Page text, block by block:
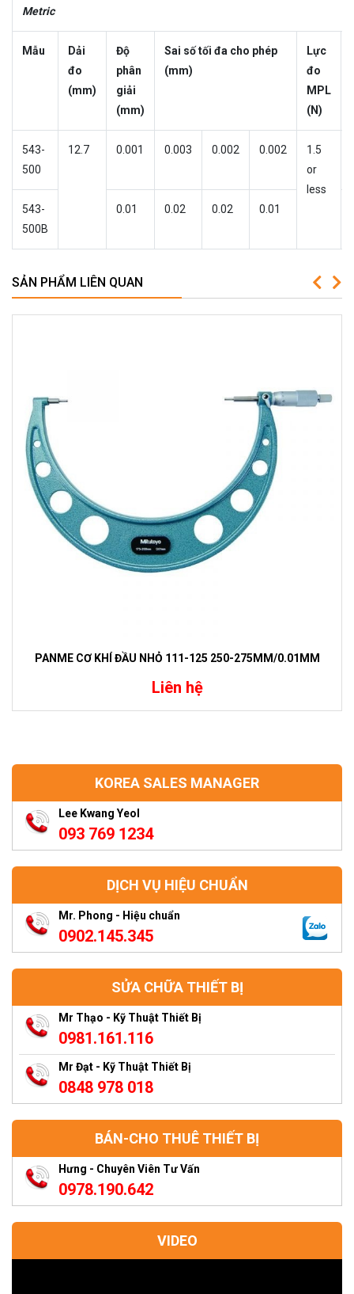
KOREA SALES MANAGER
Lee Kwang Yeol
093 769 1234
DỊCH VỤ HIỆU CHUẨN
Mr. Phong - Hiệu chuẩn
0902.145.345
SỬA CHỮA THIẾT BỊ
Mr Thạo - Kỹ Thuật Thiết Bị
0981.161.116
Mr Đạt - Kỹ Thuật Thiết Bị
0848 978 018
BÁN-CHO THUÊ THIẾT BỊ
Hưng - Chuyên Viên Tư Vấn
0978.190.642
VIDEO
Metric
Mẫu
Dải
đo
(mm)
Độ
phân
giải
(mm)
Sai số tối đa cho phép
(mm)
Lực
đo
MPL
(N)
543-
500
12.7 0.001 0.003 0.002 0.002
1.5
or
less
543-
500B
0.01 0.02 0.02 0.01
SẢN PHẨM LIÊN QUAN
PANME CƠ KHÍ ĐẦU NHỎ 111-125 250-275MM/0.01MM
Liên hệ